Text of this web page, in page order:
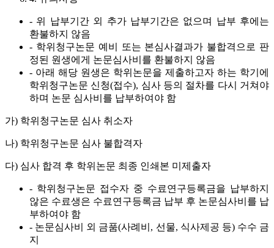
- 위 납부기간 외 추가 납부기간은 없으며
납부 후에는
환불하지 않음
- 학위청구논문 예비 또는 본심사결과가 불합격으로 판
정된 원생에게 논문심사비를 환불하지 않음
- 아래 해당 원생은 학위논문을 제출하고자 하는 학기에
학위청구논문 신청(접수), 심사 등의 절차를 다시 거쳐야
하며 논문 심사비를 납부하여야 함
가) 학위청구논문 심사 취소자
나) 학위청구논문 심사 불합격자
다) 심사 합격 후 학위논문 최종 인쇄본 미제출자
- 학위청구논문 접수자 중 수료연구등록금을 납부하지
않은 수료생은 수료연구등록금 납부 후 논문심사비를 납
부하여야 함
- 논문심사비 외 금품(사례비, 선물, 식사제공 등) 수수 금
지